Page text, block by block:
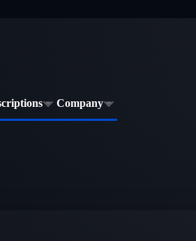
Company